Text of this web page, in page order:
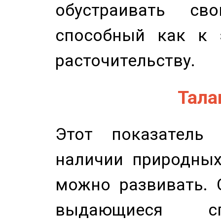
обустраивать
способный как к
расточительству.
Этот показатель
наличии
можно развивать.
выдающиеся